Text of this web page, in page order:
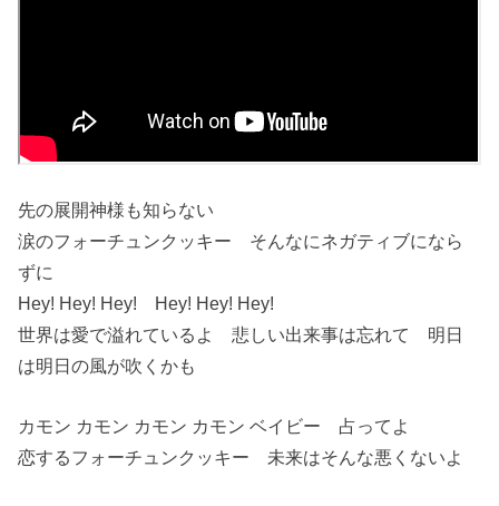
先の展開神様も知らない
涙のフォーチュンクッキー そんなにネガティブになら
ずに
Hey! Hey! Hey! Hey! Hey! Hey!
世界は愛で溢れているよ 悲しい出来事は忘れて 明日
は明日の風が吹くかも
カモン カモン カモン カモン ベイビー 占ってよ
恋するフォーチュンクッキー 未来はそんな悪くないよ